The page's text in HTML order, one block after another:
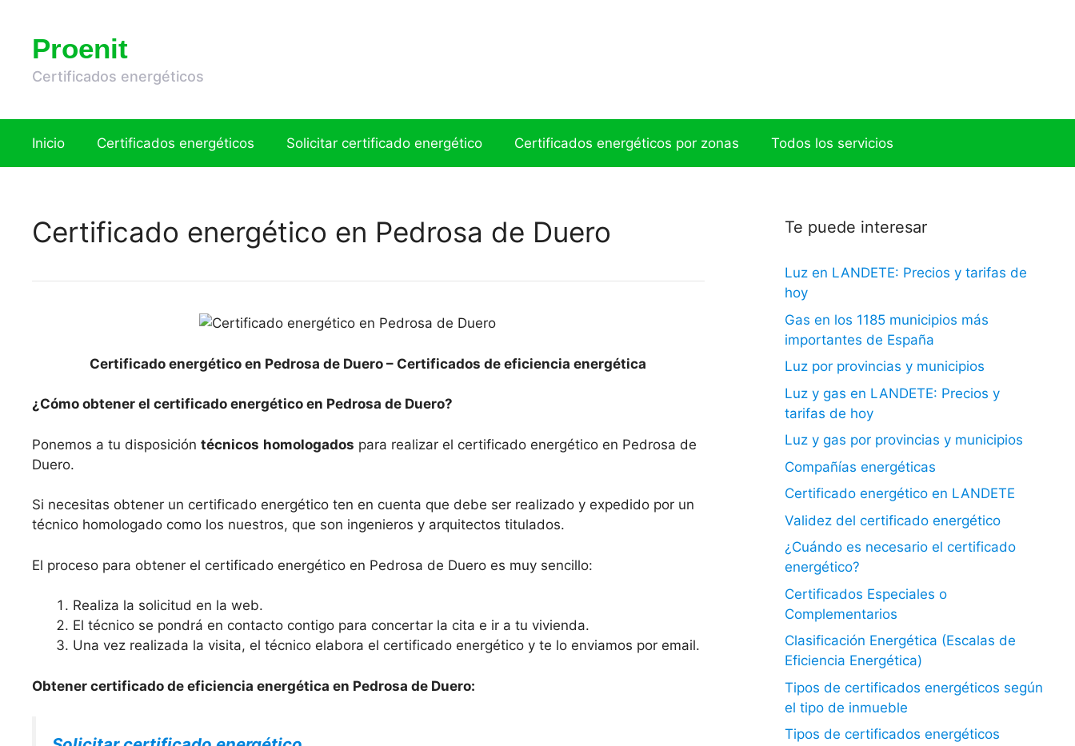
contenidoProenit
Certificados energéticos
Inicio Certificados energéticos Solicitar certificado energético Certificados energéticos por zonas Todos los servicios
Certificado energético en Pedrosa de Duero
Certificado energético en Pedrosa de Duero – Certificados de eficiencia energética
¿Cómo obtener el certificado energético en Pedrosa de Duero?
Ponemos a tu disposición técnicos homologados para realizar el certificado energético en Pedrosa de
Duero.
Si necesitas obtener un certificado energético ten en cuenta que debe ser realizado y expedido por un
técnico homologado como los nuestros, que son ingenieros y arquitectos titulados.
El proceso para obtener el certificado energético en Pedrosa de Duero es muy sencillo:
Realiza la solicitud en la web.
El técnico se pondrá en contacto contigo para concertar la cita e ir a tu vivienda.
Una vez realizada la visita, el técnico elabora el certificado energético y te lo enviamos por email.
Obtener certificado de eficiencia energética en Pedrosa de Duero:
Te puede interesar
Luz en LANDETE: Precios y tarifas de
hoy
Gas en los 1185 municipios más
importantes de España
Luz por provincias y municipios
Luz y gas en LANDETE: Precios y
tarifas de hoy
Luz y gas por provincias y municipios
Compañías energéticas
Certificado energético en LANDETE
Validez del certificado energético
¿Cuándo es necesario el certificado
energético?
Certificados Especiales o
Complementarios
Clasificación Energética (Escalas de
Eficiencia Energética)
Tipos de certificados energéticos según
el tipo de inmueble
Tipos de certificados energéticos